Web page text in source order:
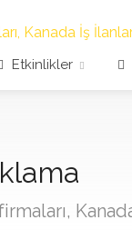
Etkinlikler